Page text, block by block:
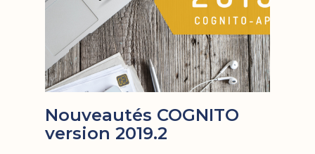
Nouveautés COGNITO
version 2019.2